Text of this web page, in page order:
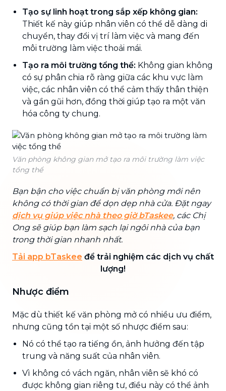
Tạo sự linh hoạt trong sắp xếp không gian:
Thiết kế này giúp nhân viên có thể dễ dàng di
chuyển, thay đổi vị trí làm việc và mang đến
môi trường làm việc thoải mái.
Tạo ra môi trường tổng thể: Không gian không
có sự phân chia rõ ràng giữa các khu vực làm
việc, các nhân viên có thể cảm thấy thân thiện
và gần gũi hơn, đồng thời giúp tạo ra một văn
hóa công ty chung.
Văn phòng không gian mở tạo ra môi trường làm việc
tổng thể
Bạn bận cho việc chuẩn bị văn phòng mới nên
không có thời gian để dọn dẹp nhà cửa. Đặt ngay
dịch vụ giúp việc nhà theo giờ bTaskee, các Chị
Ong sẽ giúp bạn làm sạch lại ngôi nhà của bạn
trong thời gian nhanh nhất.
Tải app bTaskee để trải nghiệm các dịch vụ chất
lượng!
Nhược điểm
Mặc dù thiết kế văn phòng mở có nhiều ưu điểm,
nhưng cũng tồn tại một số nhược điểm sau:
Nó có thể tạo ra tiếng ồn, ảnh hưởng đến tập
trung và năng suất của nhân viên.
Vì không có vách ngăn, nhân viên sẽ khó có
được không gian riêng tư, điều này có thể ảnh